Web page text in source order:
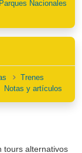
Parques Nacionales
Trenes
Notas y artículos
tours alternativos